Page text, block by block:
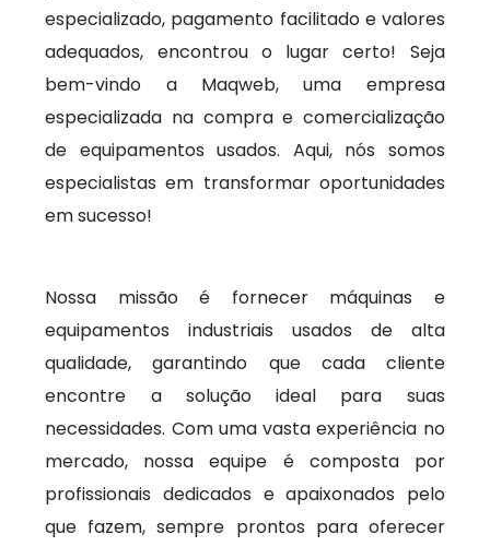
especializado, pagamento facilitado e valores
adequados, encontrou o lugar certo! Seja
bem-vindo a Maqweb, uma empresa
especializada na compra e comercialização
de equipamentos usados. Aqui, nós somos
especialistas em transformar oportunidades
em sucesso!
Nossa missão é fornecer máquinas e
equipamentos industriais usados de alta
qualidade, garantindo que cada cliente
encontre a solução ideal para suas
necessidades. Com uma vasta experiência no
mercado, nossa equipe é composta por
profissionais dedicados e apaixonados pelo
que fazem, sempre prontos para oferecer